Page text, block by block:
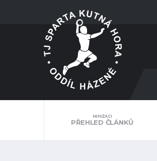
MINIŽÁCI
PŘEHLED ČLÁNKŮ